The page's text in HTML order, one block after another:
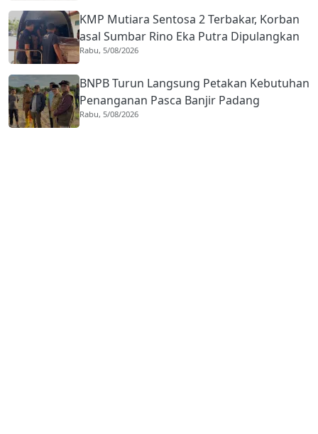
KMP Mutiara Sentosa 2 Terbakar, Korban
asal Sumbar Rino Eka Putra Dipulangkan
ke Agam
Rabu, 5/08/2026
BNPB Turun Langsung Petakan Kebutuhan
Penanganan Pasca Banjir Padang
Rabu, 5/08/2026